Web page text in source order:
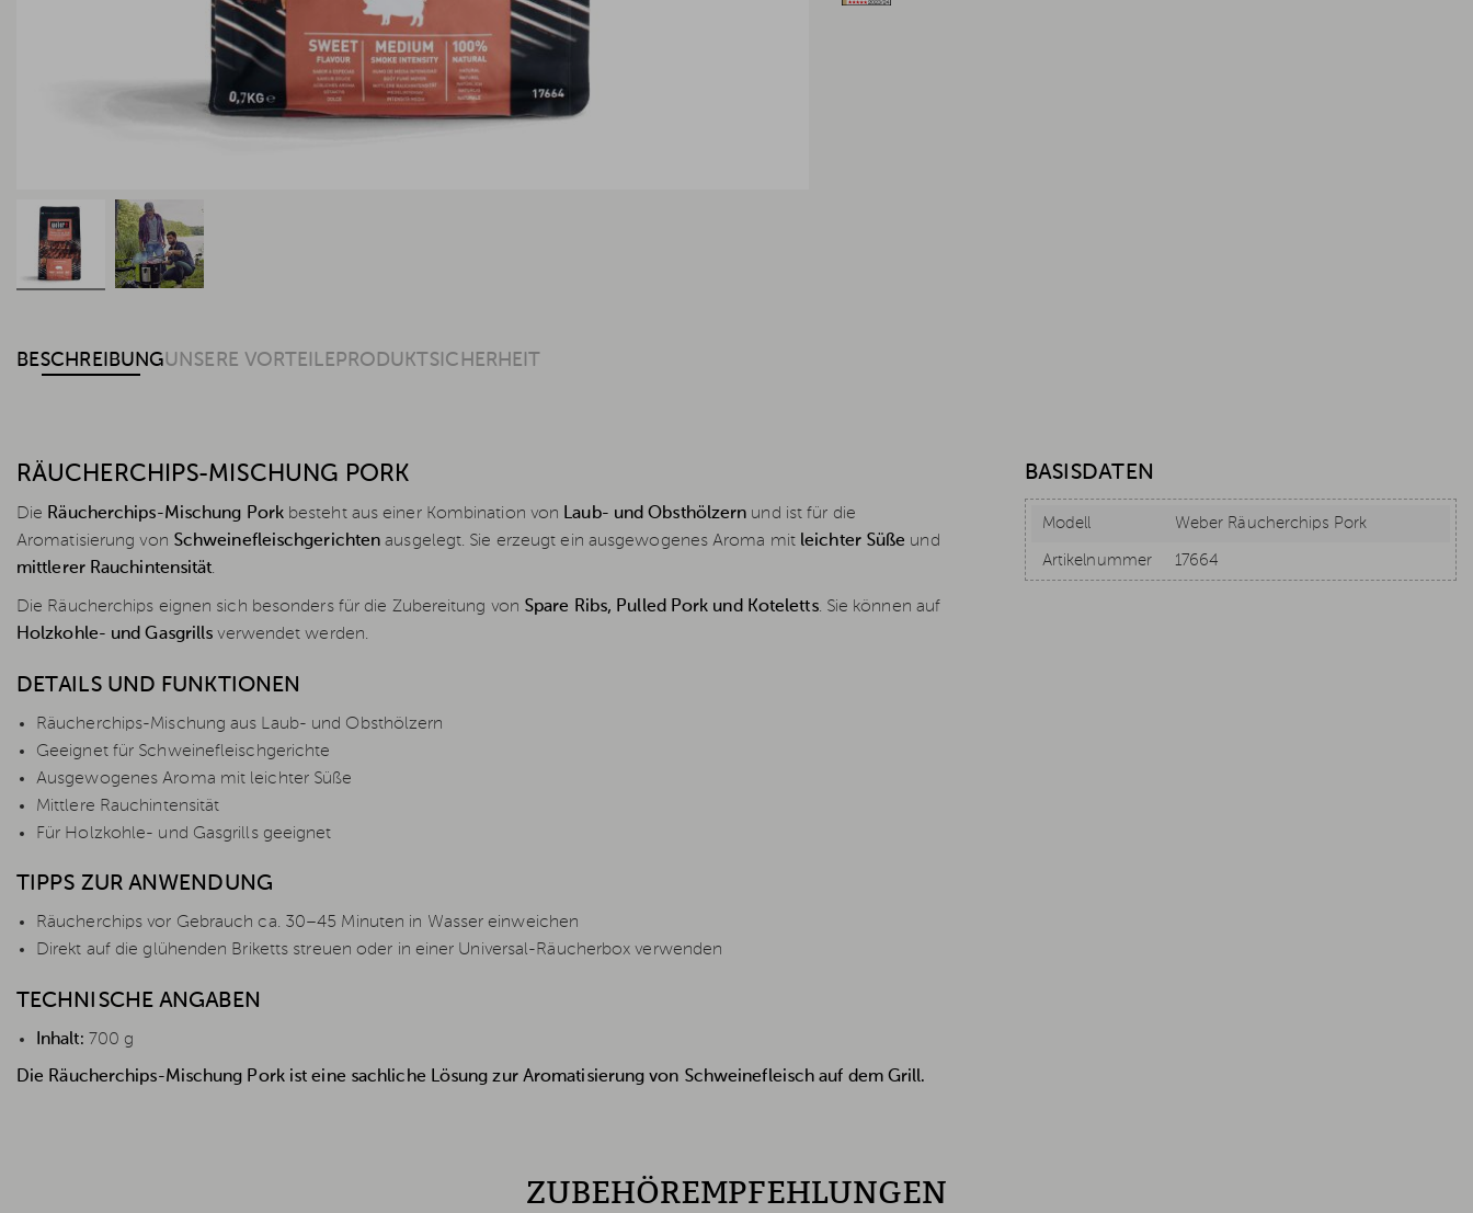
BESCHREIBUNGUNSERE VORTEILE PRODUKTSICHERHEIT
RÄUCHERCHIPS-MISCHUNG PORK
Die Räucherchips-Mischung Porkbesteht aus einer Kombination von Laub- und Obsthölzern und ist für die
Aromatisierung von Schweinefleischgerichten ausgelegt. Sie erzeugt ein ausgewogenes Aroma mit leichter Süße und
mittlerer Rauchintensität.
Die Räucherchips eignen sich besonders für die Zubereitung von Spare Ribs, Pulled Pork und Koteletts. Sie können auf
Holzkohle- und Gasgrills verwendet werden.
DETAILS UND FUNKTIONEN
Räucherchips-Mischung aus Laub- und Obsthölzern
Geeignet für Schweinefleischgerichte
Ausgewogenes Aroma mit leichter Süße
Mittlere Rauchintensität
Für Holzkohle- und Gasgrills geeignet
TIPPS ZUR ANWENDUNG
Räucherchips vor Gebrauch ca. 30–45 Minuten in Wasser einweichen
Direkt auf die glühenden Briketts streuen oder in einer Universal-Räucherbox verwenden
TECHNISCHE ANGABEN
Inhalt: 700 g
Die Räucherchips-Mischung Pork ist eine sachliche Lösung zur Aromatisierung von Schweinefleisch auf dem Grill.
BASISDATEN
Modell Weber Räucherchips Pork
Artikelnummer 17664
ZUBEHÖREMPFEHLUNGEN